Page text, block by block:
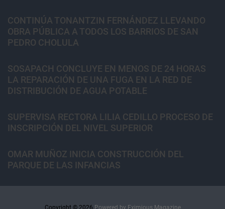
CONTINÚA TONANTZIN FERNÁNDEZ LLEVANDO
OBRA PÚBLICA A TODOS LOS BARRIOS DE SAN
PEDRO CHOLULA
SOSAPACH CONCLUYE EN MENOS DE 24 HORAS
LA REPARACIÓN DE UNA FUGA EN LA RED DE
DISTRIBUCIÓN DE AGUA POTABLE
SUPERVISA RECTORA LILIA CEDILLO PROCESO DE
INSCRIPCIÓN DEL NIVEL SUPERIOR
OMAR MUÑOZ INICIA CONSTRUCCIÓN DEL
PARQUE DE LAS INFANCIAS
Copyright © 2026. Powered by Eximious Magazine